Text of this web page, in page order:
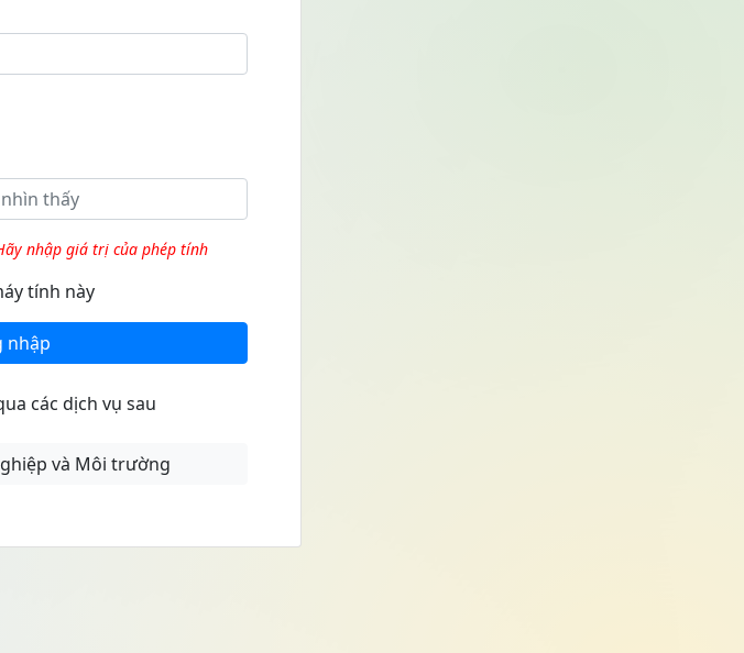
nhập giá trị của phép tính
tính này
nhập
các dịch vụ sau
và Môi trường